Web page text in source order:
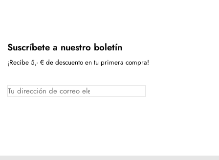
Suscríbete a nuestro boletín
¡Recibe 5,- € de descuento en tu primera compra!